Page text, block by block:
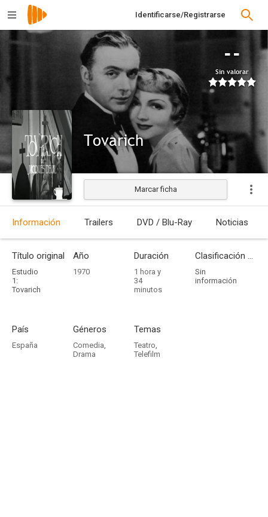
Identificarse/Registrarse
--
Sin valorar
Tovarich
Estrenada
Marcar ficha
Información Trailers DVD / Blu-Ray Noticias
Título original
Estudio
1:
Tovarich
Año
1970
Duración
1 hora y
34
minutos
Clasificación por edades
Sin
información
País
España
Géneros
Comedia,
Drama
Temas
Teatro,
Telefilm